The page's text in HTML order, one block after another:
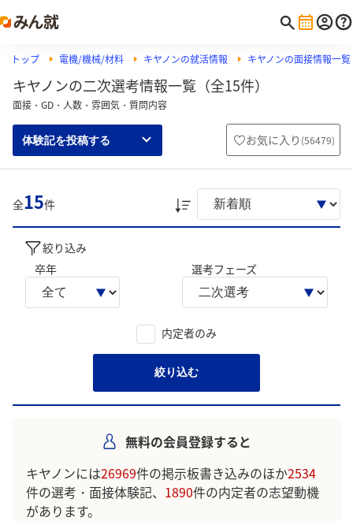
トップ 電機/機械/材料 キヤノンの就活情報 キヤノンの面接情報一覧
キヤノンの二次選考情報一覧（全15件）
面接・GD・人数・雰囲気・質問内容
体験記を投稿する お気に入り (56479)
全15件
絞り込み
卒年
選考フェーズ
内定者のみ
絞り込む
無料の会員登録すると
キヤノンには26969件の掲示板書き込みのほか2534
件の選考・面接体験記、 1890件の内定者の志望動機
があります。